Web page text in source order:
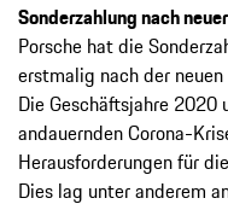
Sonderzahlung nach
Porsche hat die
erstmalig nach der
Die Geschäftsjahre
andauernden Corona-
Herausforderungen für
Dies lag unter anderem